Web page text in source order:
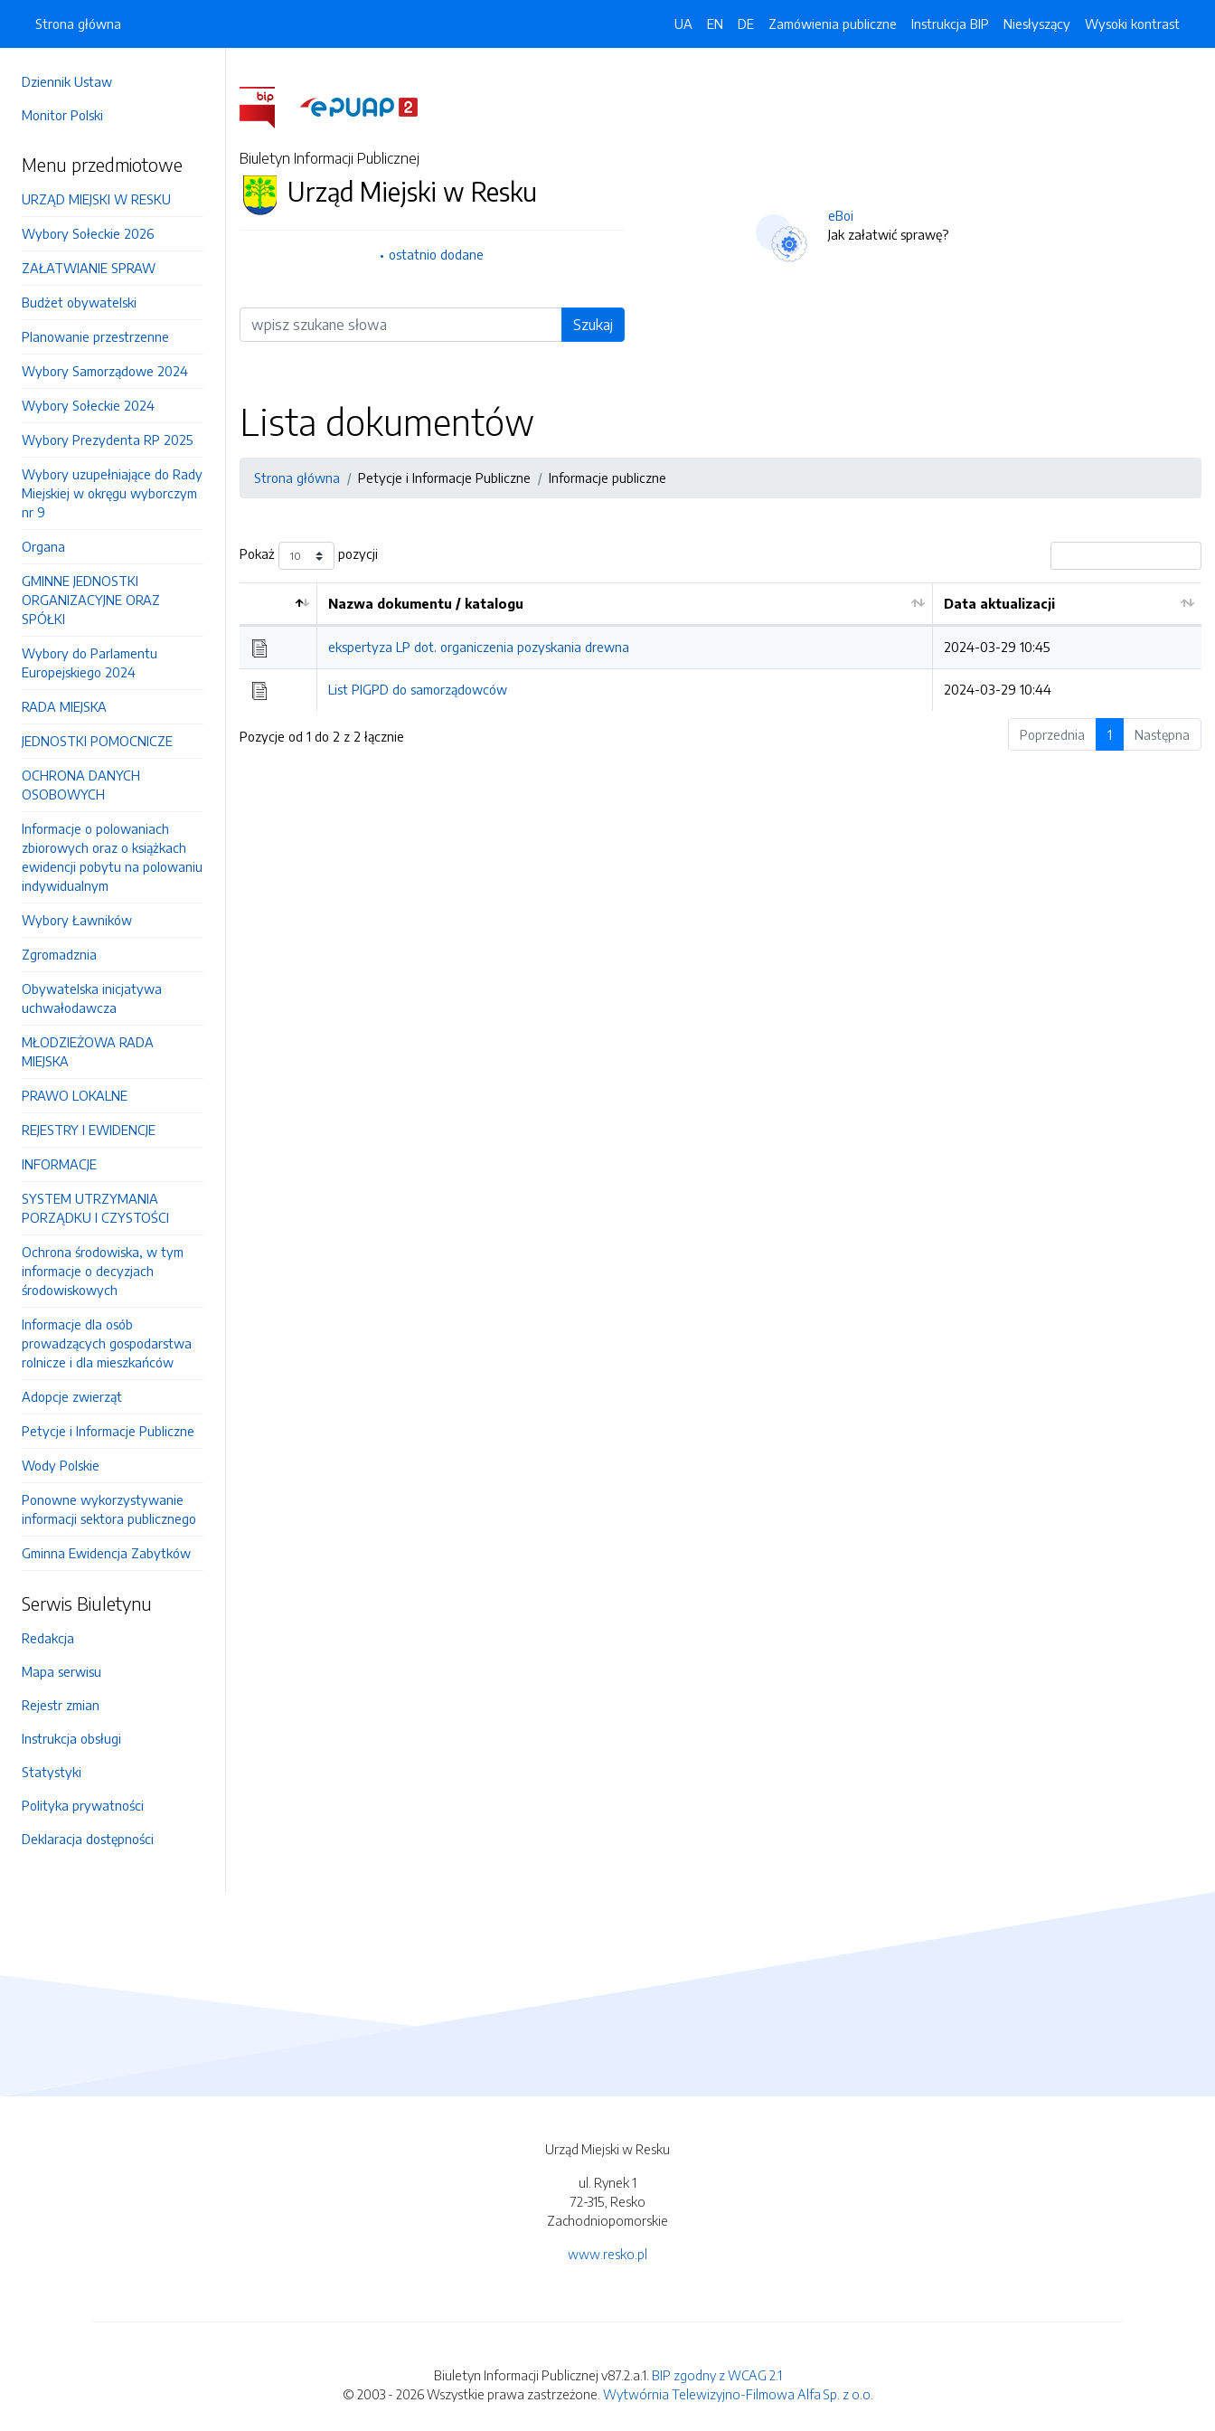
Dziennik Ustaw
Monitor Polski
Menu przedmiotowe
URZĄD MIEJSKI W RESKU
Wybory Sołeckie 2026
ZAŁATWIANIE SPRAW
Budżet obywatelski
Planowanie przestrzenne
Wybory Samorządowe 2024
Wybory Sołeckie 2024
Wybory Prezydenta RP 2025
Wybory uzupełniające do Rady
Miejskiej w okręgu wyborczym
nr 9
Organa
GMINNE JEDNOSTKI
ORGANIZACYJNE ORAZ
SPÓŁKI
Wybory do Parlamentu
Europejskiego 2024
RADA MIEJSKA
JEDNOSTKI POMOCNICZE
OCHRONA DANYCH
OSOBOWYCH
Informacje o polowaniach
zbiorowych oraz o książkach
ewidencji pobytu na polowaniu
indywidualnym
Wybory Ławników
Zgromadznia
Obywatelska inicjatywa
uchwałodawcza
MŁODZIEŻOWA RADA
MIEJSKA
PRAWO LOKALNE
REJESTRY I EWIDENCJE
INFORMACJE
SYSTEM UTRZYMANIA
PORZĄDKU I CZYSTOŚCI
Ochrona środowiska, w tym
informacje o decyzjach
środowiskowych
Informacje dla osób
prowadzących gospodarstwa
rolnicze i dla mieszkańców
Adopcje zwierząt
Petycje i Informacje Publiczne
Wody Polskie
Ponowne wykorzystywanie
informacji sektora publicznego
Gminna Ewidencja Zabytków
Serwis Biuletynu
Redakcja
Mapa serwisu
Rejestr zmian
Instrukcja obsługi
Statystyki
Polityka prywatności
Deklaracja dostępności
Strona główna UA EN DE Zamówienia publiczne Instrukcja BIP Niesłyszący Wysoki kontrast
Biuletyn Informacji Publicznej
Urząd Miejski w Resku
ostatnio dodane
Wyszukiwarka Szukaj
eBoi
Jak załatwić sprawę?
Lista dokumentów
Strona główna Petycje i Informacje Publiczne Informacje publiczne
Pokaż pozycji
Nazwa dokumentu / katalogu Data aktualizacji
ekspertyza LP dot. organiczenia pozyskania drewna 2024-03-29 10:45
List PIGPD do samorządowców 2024-03-29 10:44
Pozycje od 1 do 2 z 2 łącznie Poprzednia 1 Następna
Urząd Miejski w Resku
ul. Rynek 1
72-315, Resko
Zachodniopomorskie
www.resko.pl
Biuletyn Informacji Publicznej v87.2.a.1. BIP zgodny z WCAG 2.1
© 2003 - 2026 Wszystkie prawa zastrzeżone. Wytwórnia Telewizyjno-Filmowa Alfa Sp. z o.o.